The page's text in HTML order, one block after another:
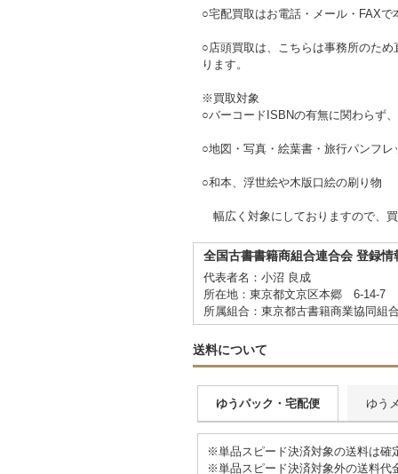
○宅配買取はお電話・メール・FAX
○店頭買取は、こちらは事務所のた
ります。
※買取対象
○バーコードISBNの有無に関わらず
○地図・写真・絵葉書・旅行パンフ
○和本、浮世絵や木版口絵の刷り物
幅広く対象にしておりますので、
全国古書書籍商組合連合会 登録情
代表者名：小沼 良成
所在地：東京都文京区本郷 6-14-7
所属組合：東京都古書籍商業協同組
送料について
ゆうパック・宅配便 ゆう
※単品スピード決済対象の送料は確
※単品スピード決済対象外の送料代